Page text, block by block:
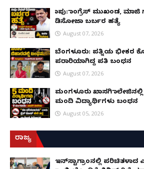
ಕಾಪು: ಕಾಂಗ್ರೆಸ್ ಮುಖಂಡ, ಮಾಜಿ
ಡಿಸೋಜಾ ಬರ್ಬರ ಹತ್ಯೆ
August 07, 2026
ಬೆಂಗಳೂರು: ಪತ್ನಿಯ ಭೀಕರ
ಪರಾರಿಯಾಗಿದ್ದ ಪತಿ ಬಂಧನ
August 07, 2026
ಮಂಗಳೂರು ಖಾಸಗಿ
ಮಂದಿ ವಿದ್ಯಾರ್ಥಿಗಳು ಬಂಧನ
August 05, 2026
ರಾಜ್ಯ
ಇನ್​ಸ್ಟಾಗ್ರಾಂನಲ್ಲಿ ಪರಿಚಿತಳಾದ